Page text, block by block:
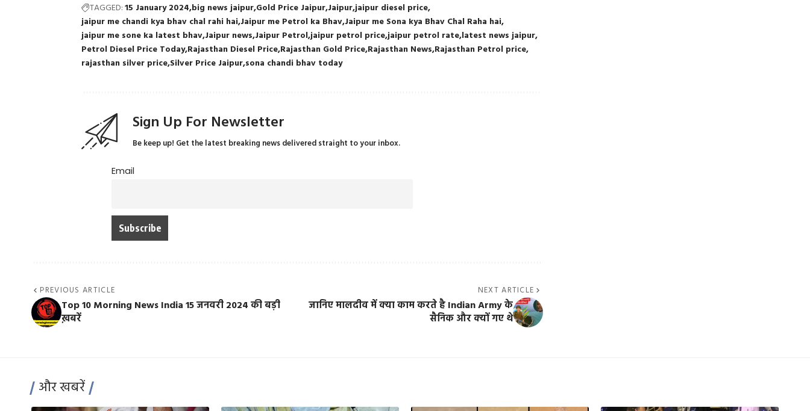
TAGGED:15 January 2024 big news jaipur Gold Price Jaipur Jaipurjaipur diesel price
jaipur me chandi kya bhav chal rahi hai Jaipur me Petrol ka Bhav Jaipur me Sona kya Bhav Chal Raha hai
jaipur me sone ka latest bhav Jaipur news Jaipur Petroljaipur petrol pricejaipur petrol rate latest news jaipur
Petrol Diesel Price Today Rajasthan Diesel Price Rajasthan Gold Price Rajasthan News Rajasthan Petrol price
rajasthan silver price Silver Price Jaipur sona chandi bhav today
Sign Up For Newsletter
Be keep up! Get the latest breaking news delivered straight to your inbox.
Email
PREVIOUS ARTICLE
Top 10 Morning News India 15 जनवरी 2024 की बड़ी
ख़बरें
NEXT ARTICLE
जानिए मालदीव में क्या काम करते है Indian Army के
सैनिक और क्यों गए थे
और खबरें